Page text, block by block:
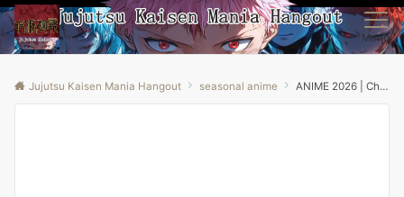
Menu
Jujutsu Kaisen Mania Hangout seasonal anime ANIME 2026 | Chuyển Sinh Thành Slime Season 4 | Tập 1 – 7 | Anime79 Review